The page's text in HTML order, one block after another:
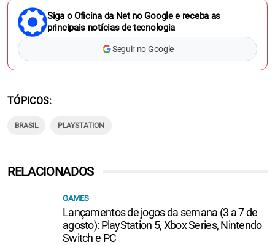
Siga o Oficina da Net no Google e receba as
principais notícias de tecnologia
Seguir no Google
TÓPICOS
BRASIL PLAYSTATION
RELACIONADOS
GAMES
Lançamentos de jogos da semana (3 a 7 de
agosto): PlayStation 5, Xbox Series, Nintendo
Switch e PC